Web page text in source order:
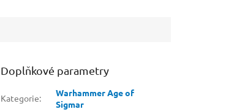
Doplňkové parametry
Kategorie:
Warhammer Age of
Sigmar